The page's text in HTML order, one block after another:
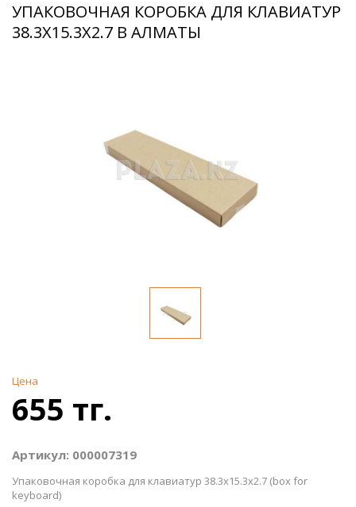
УПАКОВОЧНАЯ КОРОБКА ДЛЯ КЛАВИАТУР
38.3X15.3X2.7 В АЛМАТЫ
Цена
655 тг.
Артикул: 000007319
Упаковочная коробка для клавиатур 38.3x15.3x2.7 (box for
keyboard)